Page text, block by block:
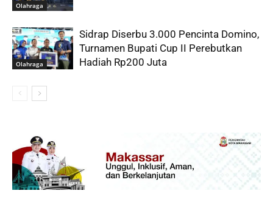
Olahraga
Olahraga
Sidrap Diserbu 3.000 Pencinta Domino,
Turnamen Bupati Cup II Perebutkan
Hadiah Rp200 Juta